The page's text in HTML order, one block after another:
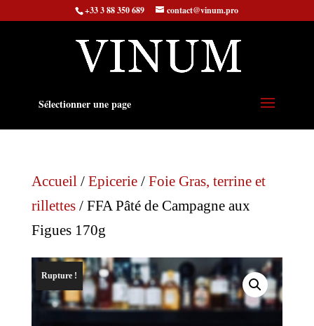
+33 3 88 350 689 contact@vinum.pro
Sélectionner une page
Accueil/ Epicerie/ Foie Gras, terrine et
rillettes/ FFA Pâté de Campagne aux
Figues 170g
Rupture !